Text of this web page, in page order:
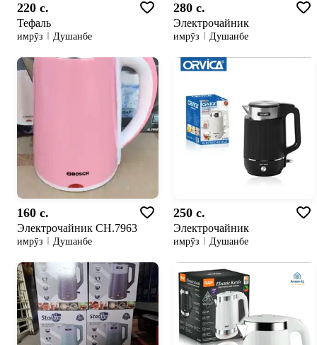
220 c.
Тефаль
имрӯз Душанбе
280 c.
Электрочайник
имрӯз Душанбе
160 c.
Электрочайник CH.7963
имрӯз Душанбе
250 c.
Электрочайник
имрӯз Душанбе